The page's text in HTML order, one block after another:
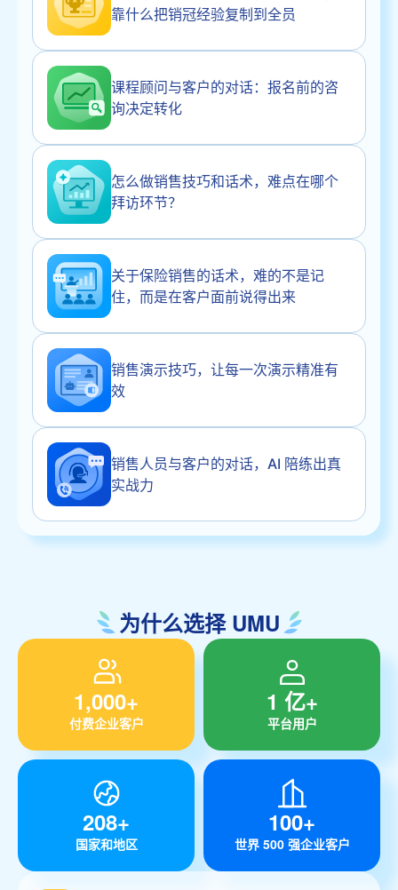
靠什么把销冠经验复制到全员
课程顾问与客户的对话：报名前的咨
询决定转化
怎么做销售技巧和话术，难点在哪个
拜访环节？
关于保险销售的话术，难的不是记
住，而是在客户面前说得出来
销售演示技巧，让每一次演示精准有
效
销售人员与客户的对话，AI 陪练出真
实战力
为什么选择 UMU
1,000+
付费企业客户
1 亿+
平台用户
208+
国家和地区
100+
世界 500 强企业客户